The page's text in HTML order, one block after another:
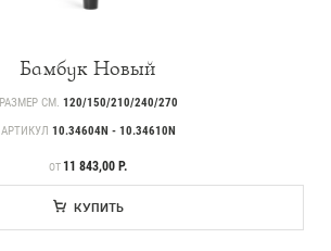
Бамбук Новый
РАЗМЕР СМ. 120/150/210/240/270
АРТИКУЛ 10.34604N - 10.34610N
ЦЕНА
ОТ 11 843,00 Р.
КУПИТЬ